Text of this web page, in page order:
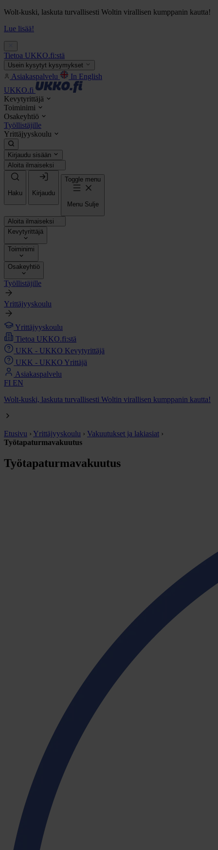
Wolt-kuski, laskuta turvallisesti Woltin virallisen kumppanin kautta!
Lue lisää!
Tietoa UKKO.fi:stä
Usein kysytyt kysymykset
Asiakaspalvelu
In English
UKKO.fi
Kevytyrittäjä
Toiminimi
Osakeyhtiö
Työllistäjille
Yrittäjyyskoulu
Kirjaudu sisään
Aloita ilmaiseksi
Haku Kirjaudu
Toggle menu
Menu Sulje
Aloita ilmaiseksi
Kevytyrittäjä
Toiminimi
Osakeyhtiö
Työllistäjille
Yrittäjyyskoulu
Yrittäjyyskoulu
Tietoa UKKO.fi:stä
UKK - UKKO Kevytyrittäjä
UKK - UKKO Yrittäjä
Asiakaspalvelu
FI EN
Wolt-kuski, laskuta turvallisesti Woltin virallisen kumppanin kautta!
Etusivu › Yrittäjyyskoulu › Vakuutukset ja lakiasiat ›
Työtapaturmavakuutus
Työtapaturmavakuutus